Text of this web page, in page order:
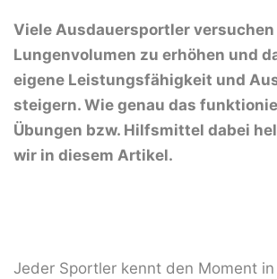
Viele Ausdauersportler versuchen
Lungenvolumen zu erhöhen und
eigene Leistungsfähigkeit und
steigern. Wie genau das
Übungen bzw. Hilfsmittel dabei
wir in diesem Artikel.
Jeder Sportler kennt den Moment